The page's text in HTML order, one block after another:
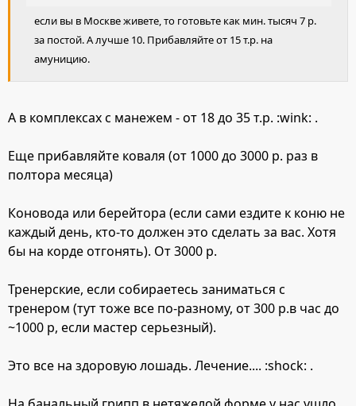
если вы в Москве живете, то готовьте как мин. тысяч 7 р.
за постой. А лучше 10. Прибавляйте от 15 т.р. на
амуницию.
А в комплексах с манежем - от 18 до 35 т.р. :wink: .
Еще прибавляйте коваля (от 1000 до 3000 р. раз в
полтора месяца)
Коновода или берейтора (если сами ездите к коню не
каждый день, кто-то должен это сделать за вас. Хотя
бы на корде отгонять). От 3000 р.
Тренерские, если собираетесь заниматься с
тренером (тут тоже все по-разному, от 300 р.в час до
~1000 р, если мастер серьезный).
Это все на здоровую лошадь. Лечение.... :shock: .